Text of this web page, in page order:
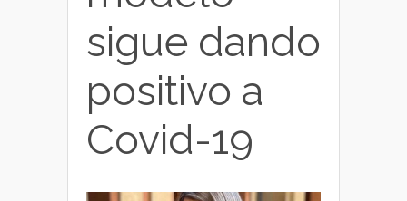
sigue dando
positivo a
Covid-19